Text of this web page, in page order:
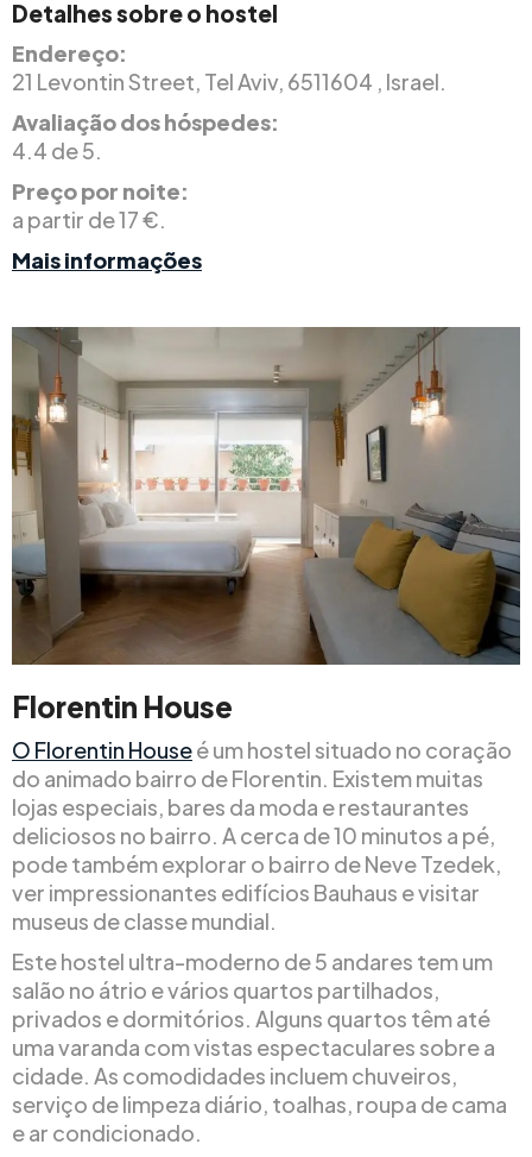
Detalhes sobre o hostel
Endereço:
21 Levontin Street, Tel Aviv, 6511604 , Israel.
Avaliação dos hóspedes:
4.4 de 5.
Preço por noite:
a partir de 17 €.
Mais informações
Florentin House
O Florentin Houseé um hostel situado no coração
do animado bairro de Florentin. Existem muitas
lojas especiais, bares da moda e restaurantes
deliciosos no bairro. A cerca de 10 minutos a pé,
pode também explorar o bairro de Neve Tzedek,
ver impressionantes edifícios Bauhaus e visitar
museus de classe mundial.
Este hostel ultra-moderno de 5 andares tem um
salão no átrio e vários quartos partilhados,
privados e dormitórios. Alguns quartos têm até
uma varanda com vistas espectaculares sobre a
cidade. As comodidades incluem chuveiros,
serviço de limpeza diário, toalhas, roupa de cama
e ar condicionado.